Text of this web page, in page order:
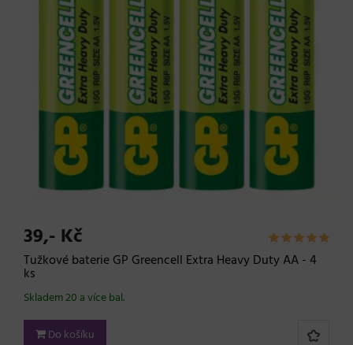
39,- Kč
Tužkové baterie GP Greencell Extra Heavy Duty AA - 4
ks
Skladem 20 a více bal.
Do košíku